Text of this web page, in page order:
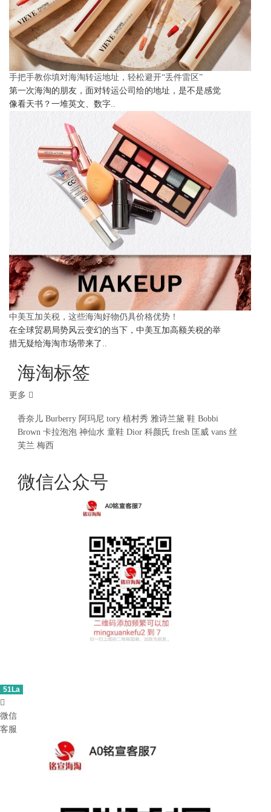
手把手教你填对海淘转运地址，轻松避开“丢件雷区”
第一次海淘的朋友，面对转运公司给的地址，是不是感觉
像看天书？一堆英文、数字..
中美互加关税，这些海淘好物仍具价格优势！
在全球贸易局势风云变幻的当下，中美互加高额关税的举
措无疑给海淘市场带来了..
海淘标签
更多
香奈儿 Burberry 阿玛尼 tory 植村秀 雅诗兰黛 鞋 Bobbi
Brown 卡拉泡泡 神仙水 童鞋 Dior 科颜氏 fresh 匡威 vans 丝
芙兰 梅西
微信公众号
51La

微信
客服